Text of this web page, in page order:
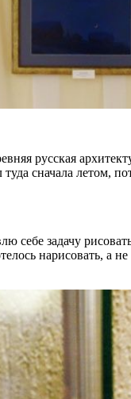
русская
сначала летом,
задачу
нарисовать, а